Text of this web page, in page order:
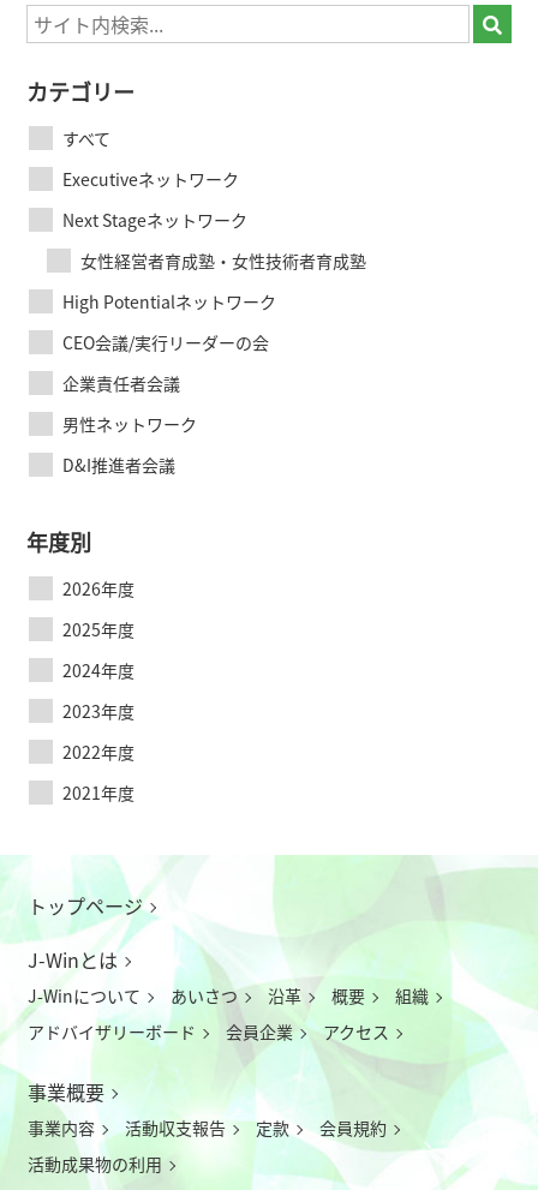
カテゴリー
すべて
Executiveネットワーク
Next Stageネットワーク
女性経営者育成塾・女性技術者育成塾
High Potentialネットワーク
CEO会議/実行リーダーの会
企業責任者会議
男性ネットワーク
D&I推進者会議
年度別
2026年度
2025年度
2024年度
2023年度
2022年度
2021年度
トップページ
J-Winとは
J-Winについて あいさつ 沿革 概要
組織
アドバイザリーボード
会員企業 アクセス
事業概要
事業内容 活動収支報告 定款
会員規約
活動成果物の利用